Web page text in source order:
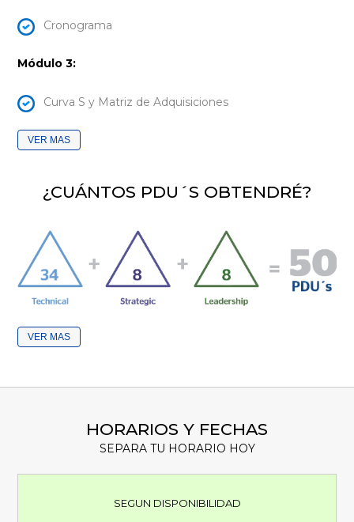
Cronograma
Módulo 3:
Curva S y Matriz de Adquisiciones
VER
¿CUÁNTOS PDU´S OBTENDRÉ?
VER
HORARIOS Y FECHAS
SEPARA TU HORARIO HOY
SEGUN DISPONIBILIDAD